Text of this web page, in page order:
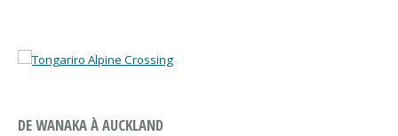
DE WANAKA À AUCKLAND